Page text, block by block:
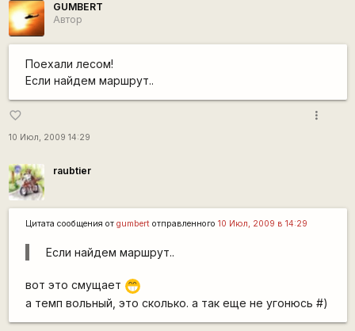
GUMBERT
Автор
Поехали лесом!
Если найдем маршрут..
favorite_border
10 Июл, 2009 14:29
more_vert
raubtier
Цитата сообщения от gumbertотправленного 10 Июл, 2009 в 14:29
Если найдем маршрут..
вот это смущает ;D
а темп вольный, это сколько. а так еще не угонюсь #)